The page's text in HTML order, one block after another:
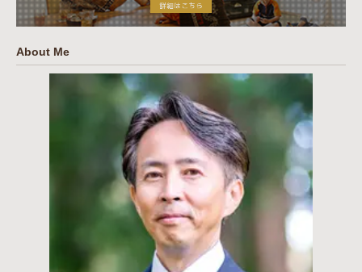
About Me